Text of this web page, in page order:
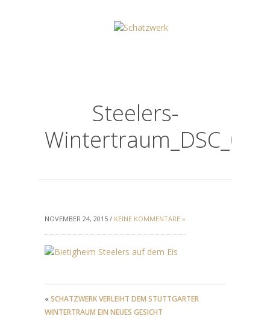
Steelers-
NOVEMBER 24, 2015 / KEINE KOMMENTARE »
«SCHATZWERK VERLEIHT DEM STUTTGARTER
WINTERTRAUM EIN NEUES GESICHT